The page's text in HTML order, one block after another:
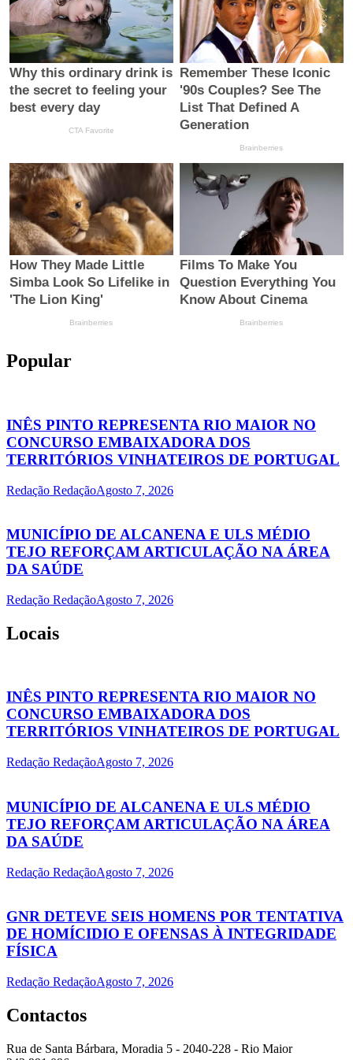
Popular
INÊS PINTO REPRESENTA RIO MAIOR NO
CONCURSO EMBAIXADORA DOS
TERRITÓRIOS VINHATEIROS DE PORTUGAL
Redação RedaçãoAgosto 7, 2026
MUNICÍPIO DE ALCANENA E ULS MÉDIO
TEJO REFORÇAM ARTICULAÇÃO NA ÁREA
DA SAÚDE
Redação RedaçãoAgosto 7, 2026
Locais
INÊS PINTO REPRESENTA RIO MAIOR NO
CONCURSO EMBAIXADORA DOS
TERRITÓRIOS VINHATEIROS DE PORTUGAL
Redação RedaçãoAgosto 7, 2026
MUNICÍPIO DE ALCANENA E ULS MÉDIO
TEJO REFORÇAM ARTICULAÇÃO NA ÁREA
DA SAÚDE
Redação RedaçãoAgosto 7, 2026
GNR DETEVE SEIS HOMENS POR TENTATIVA
DE HOMÍCIDIO E OFENSAS À INTEGRIDADE
FÍSICA
Redação RedaçãoAgosto 7, 2026
Contactos
Rua de Santa Bárbara, Moradia 5 - 2040-228 - Rio Maior